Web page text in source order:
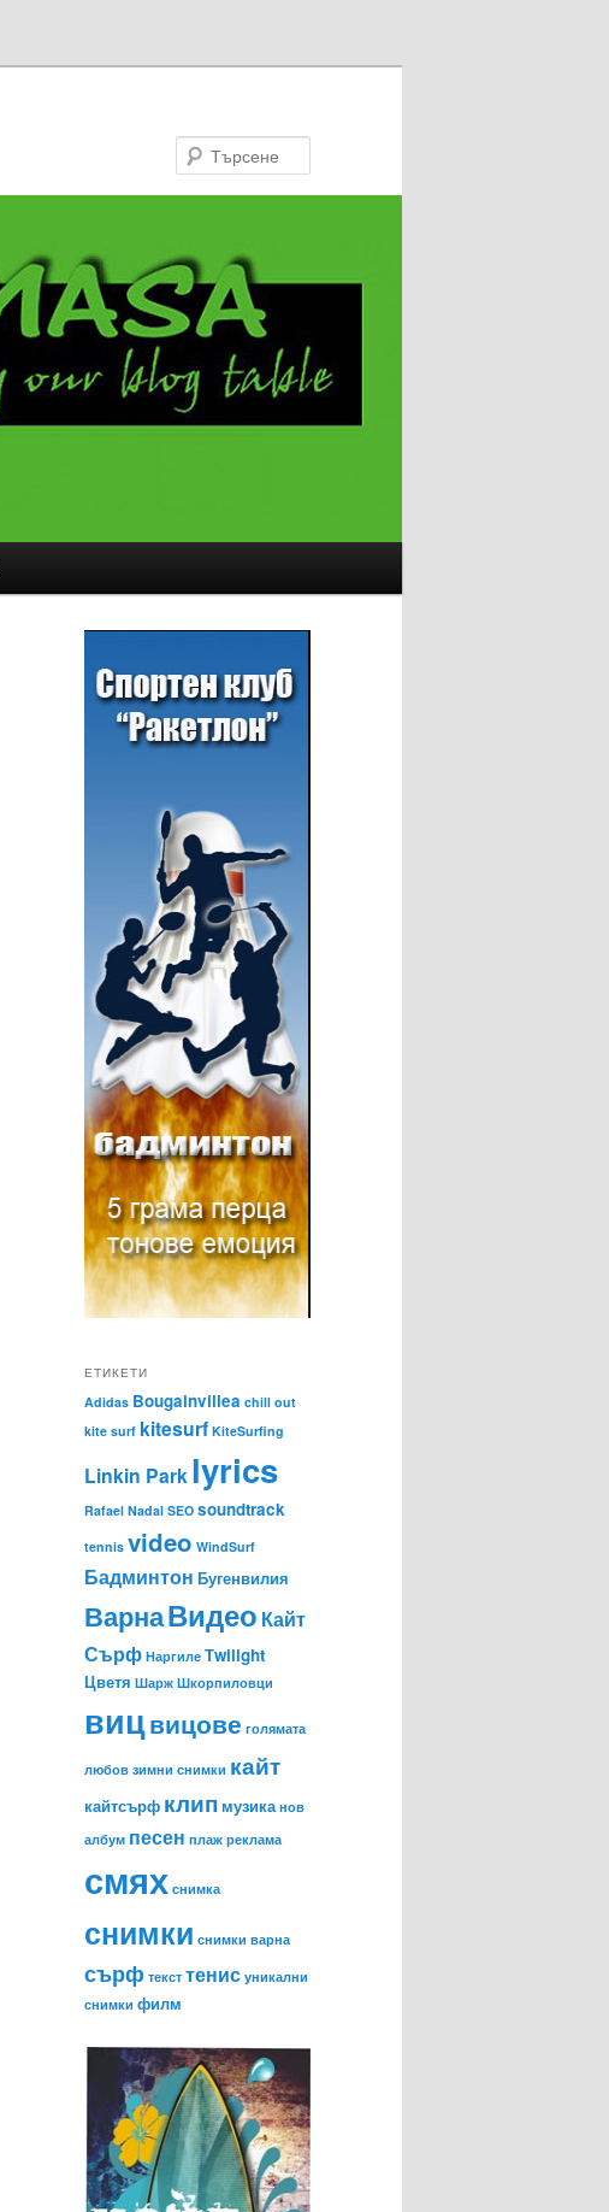
ЕТИКЕТИ
Adidas Bougainvillea chill out
kite surf kitesurf KiteSurfing
Linkin Parklyrics
Rafael Nadal SEO soundtrack
tennis video WindSurf
Бадминтон Бугенвилия
ВарнаВидео Кайт
Сърф Наргиле Тwilight
Цветя Шарж Шкорпиловци
вицвицове голямата
любов зимни снимки кайт
кайтсърф клип музика нов
албум песен плаж реклама
смях снимка
снимки снимки варна
сърф текст тенис уникални
снимки филм